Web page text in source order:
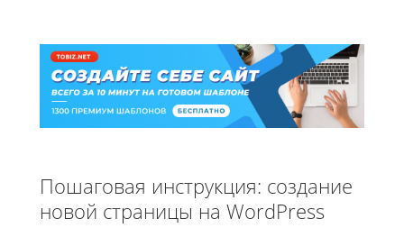
Пошаговая инструкция: создание
новой страницы на WordPress